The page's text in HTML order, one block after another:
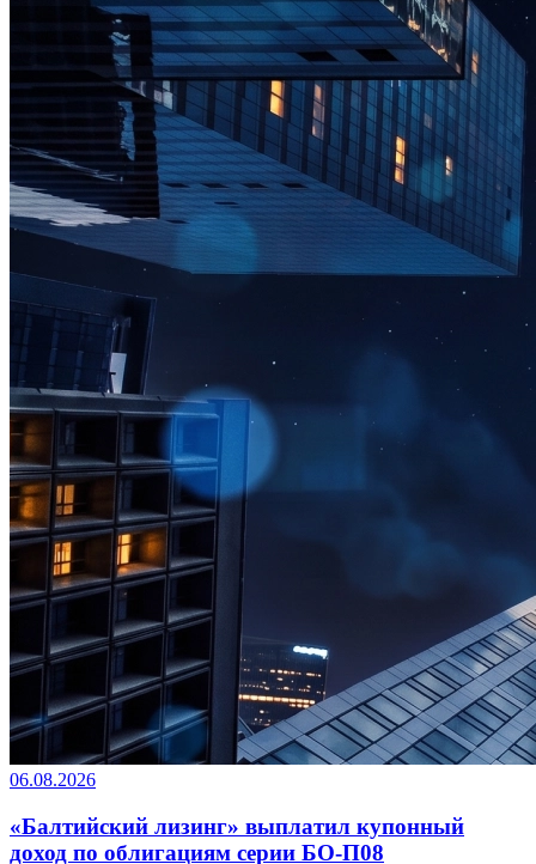
06.08.2026
«Балтийский лизинг» выплатил купонный
доход по облигациям серии БО-П08